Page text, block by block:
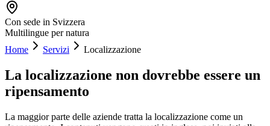
Con sede in Svizzera
Multilingue per natura
Home
Servizi Localizzazione
La localizzazione non dovrebbe essere un
ripensamento
La maggior parte delle aziende tratta la localizzazione come un